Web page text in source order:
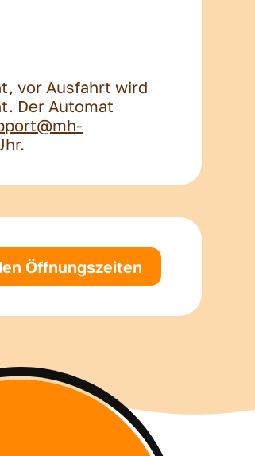
vor Ausfahrt wird
Der Automat
Öffnungszeiten